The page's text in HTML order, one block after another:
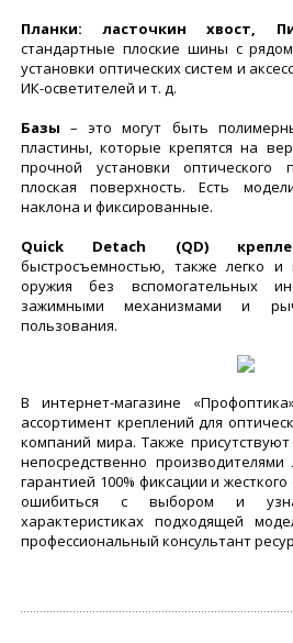
Планки: ласточкин хвост,
стандартные плоские шины с
установки оптических систем и
ИК-осветителей и т. д.
Базы – это могут быть
пластины, которые крепятся на
прочной установки оптического
плоская поверхность. Есть
наклона и фиксированные.
Quick Detach (QD)
быстросъемностью, также легко и
оружия без вспомогательных
зажимными механизмами и
пользования.
В интернет-магазине
ассортимент креплений для
компаний мира. Также
непосредственно
гарантией 100% фиксации и
ошибиться с выбором и
характеристиках подходящей
профессиональный консультант